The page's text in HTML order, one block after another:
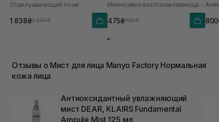
Отшелушивающий тоник
1 838₴2 297₴
Интенсивно восстанавливающий спрей для кожи
475₴950₴
Отзывы о Мист для лица Manyo Factory Нормальная
кожа лица
Антиоксидантный увлажняющий
мист DEAR, KLAIRS Fundamental
Ampule Mist 125 мл